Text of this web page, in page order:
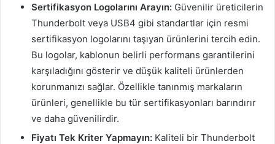
Sertifikasyon Logolarını Arayın: Güvenilir üreticilerin
Thunderbolt veya USB4 gibi standartlar için resmi
sertifikasyon logolarını taşıyan ürünlerini tercih edin.
Bu logolar, kablonun belirli performans garantilerini
karşıladığını gösterir ve düşük kaliteli ürünlerden
korunmanızı sağlar. Özellikle tanınmış markaların
ürünleri, genellikle bu tür sertifikasyonları barındırır
ve daha güvenilirdir.
Fiyatı Tek Kriter Yapmayın: Kaliteli bir Thunderbolt